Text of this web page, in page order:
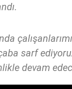
sarf
devam